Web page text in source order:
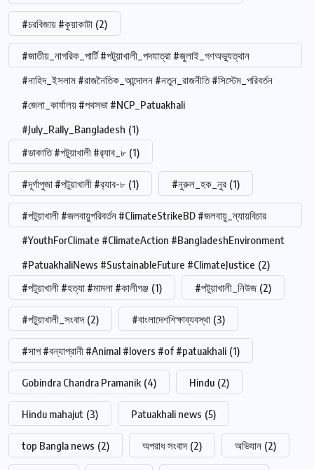
#চরবিজায় #কুয়াকাটা (2)
#জাতীয়_নাগরিক_পার্টি #পটুয়াখালী_পদযাত্রা #জুলাই_গণঅভ্যুত্থান
#নাহিদ_ইসলাম #রাজনৈতিক_আন্দোলন #নতুন_রাজনীতি #সিস্টেম_পরিবর্তন
#জেলা_কার্যালয় #পথসভা #NCP_Patuakhali
#July_Rally_Bangladesh (1)
#ডাকাতি #পটুয়াখালী #র‍্যাব_৮ (1)
#দূর্গাপুজা #পটুয়াখালী #র‍্যাব-৮ (1) #নুরুল_হক_নুর (1)
#পটুয়াখালী #জলবায়ুপরিবর্তন #ClimateStrikeBD #জলবায়ু_ন্যায়বিচার
#YouthForClimate #ClimateAction #BangladeshEnvironment
#PatuakhaliNews #SustainableFuture #ClimateJustice (2)
#পটুয়াখালী #হত্যা #মামলা #কালীগঞ্জ (1) #পটুয়াখালী_নিউজ (2)
#পটুয়াখালী_সংবাদ (2) #বাংলাদেশশিক্ষাব্যবস্থা (3)
#সাপ #বন্যাপ্রানী #Animal #lovers #of #patuakhali (1)
Gobindra Chandra Pramanik (4) Hindu (2)
Hindu mahajut (3) Patuakhali news (5)
top Bangla news (2) অপরাধ সংবাদ (2) অভিযান (2)